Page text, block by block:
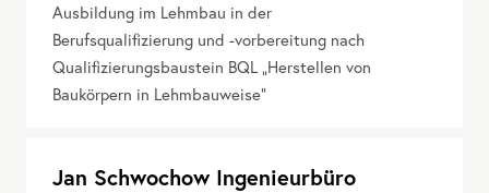
Ausbildung im Lehmbau in der
Berufsqualifizierung und -vorbereitung nach
Qualifizierungsbaustein BQL „Herstellen von
Baukörpern in Lehmbauweise“
Jan Schwochow Ingenieurbüro